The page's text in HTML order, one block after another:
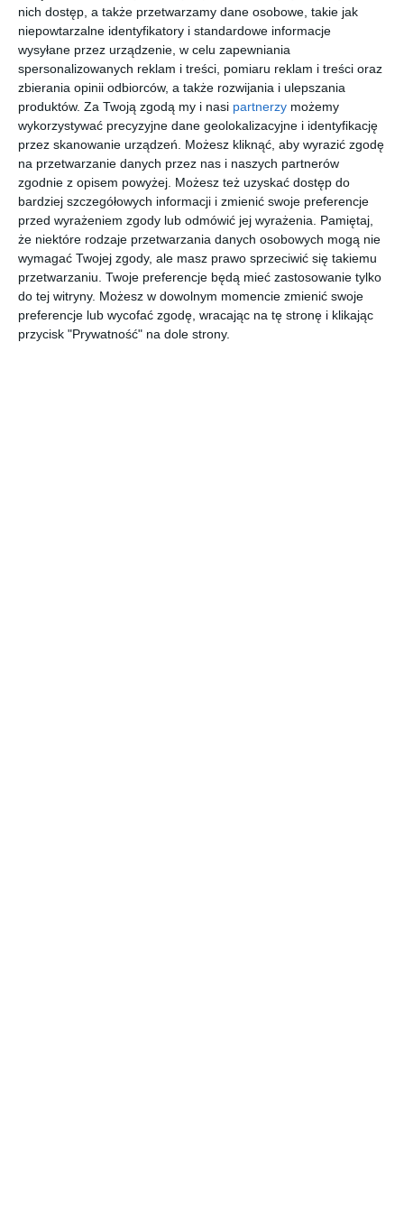
nich dostęp, a także przetwarzamy dane osobowe, takie jak
niepowtarzalne identyfikatory i standardowe informacje
wysyłane przez urządzenie, w celu zapewniania
spersonalizowanych reklam i treści, pomiaru reklam i treści oraz
zbierania opinii odbiorców, a także rozwijania i ulepszania
produktów. Za Twoją zgodą my i nasi partnerzy możemy
wykorzystywać precyzyjne dane geolokalizacyjne i identyfikację
przez skanowanie urządzeń. Możesz kliknąć, aby wyrazić zgodę
na przetwarzanie danych przez nas i naszych partnerów
zgodnie z opisem powyżej. Możesz też uzyskać dostęp do
bardziej szczegółowych informacji i zmienić swoje preferencje
przed wyrażeniem zgody lub odmówić jej wyrażenia.
Pamiętaj,
że niektóre rodzaje przetwarzania danych osobowych mogą nie
wymagać Twojej zgody, ale masz prawo sprzeciwić się takiemu
przetwarzaniu. Twoje preferencje będą mieć zastosowanie tylko
do tej witryny. Możesz w dowolnym momencie zmienić swoje
preferencje lub wycofać zgodę, wracając na tę stronę i klikając
przycisk "Prywatność" na dole strony.
Substancję zabezpieczono i poddano badaniom. Wyniki
rozwiały wszelkie wątpliwości - susz okazał się marihuaną.
Można powiedzieć, że był to zielnik, którego nawet Pan Kleks nie
chciałby trzymać w swojej akademii.
Zapraszamy na zakupy
Uchwyt na
papier
toaletowy,
biały
24 29
przejdź do
Spersonaliz
owana
bransoletka
sznurkowa -
Różowa -
Złote kółko
7600
przejdź do
Lowepro
PhotoSport
PRO 55L
AW IV (M-L)
zielony
1.51900
przejdź do
SAINT
LAURENT
SL M3 002
1.599